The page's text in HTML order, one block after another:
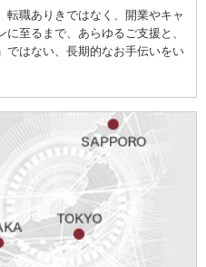
転職ありきではなく、開業やキャ
至るまで、あらゆるご支援と、
ではない、長期的なお手伝いをい